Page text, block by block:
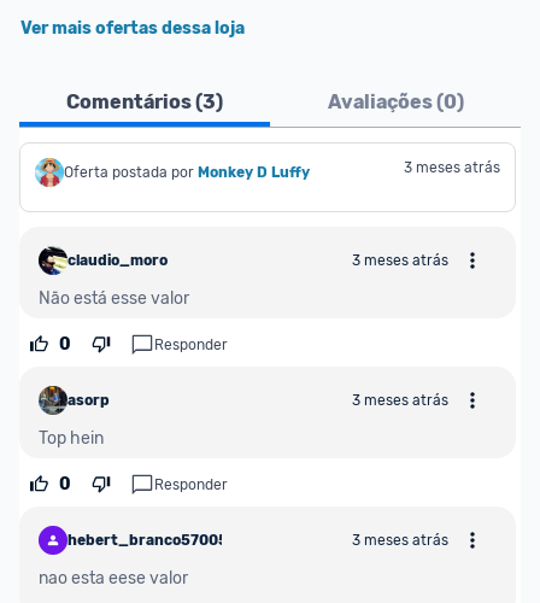
Ver mais ofertas dessa loja
Comentários (3) Avaliações (0)
Oferta postada por Monkey D Luffy 3 meses atrás
claudio_moro 3 meses atrás
Não está esse valor
0 Responder
asorp 3 meses atrás
Top hein
0 Responder
hebert_branco57005 3 meses atrás
nao esta eese valor